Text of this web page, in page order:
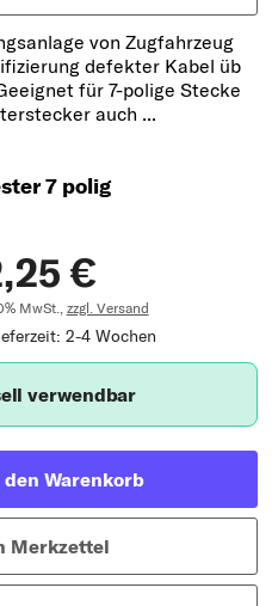
von Zugfahrzeug
defekter Kabel üb
für 7-polige Stecke
auch ...
7 polig
€
MwSt., zzgl. Versand
2-4 Wochen
verwendbar
den Warenkorb
Merkzettel